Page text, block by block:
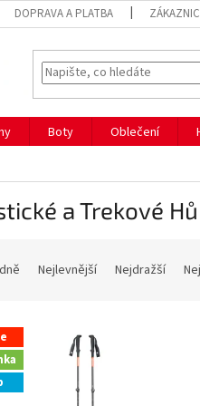
DOPRAVA A PLATBA
Boty Oblečení
a Trekové
Nejlevnější Nejdražší